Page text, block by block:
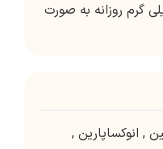
درمان با دوز 220 میلی گرم روزانه به صورت
, انوکساپارین ,